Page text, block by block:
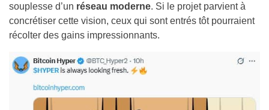
souplesse d’un réseau moderne. Si le projet parvient à
concrétiser cette vision, ceux qui sont entrés tôt pourraient
récolter des gains impressionnants.